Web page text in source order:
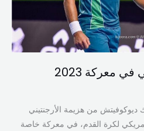
معركة 2023
من هزيمة الأرجنتيني
لكرة القدم، في معركة خاصة